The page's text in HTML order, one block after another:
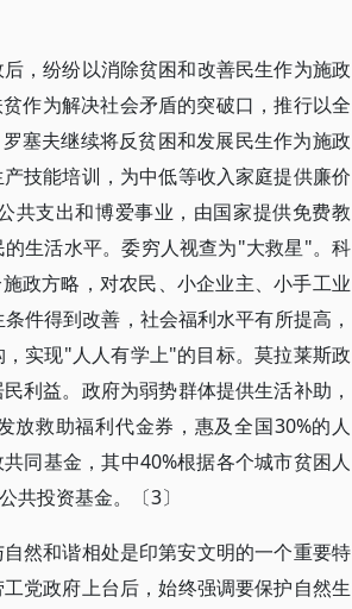
，纷纷以消除贫困和改善民生作为施政
作为解决社会矛盾的突破口，推行以全
塞夫继续将反贫困和发展民生作为施政
技能培训，为中低等收入家庭提供廉价
共支出和博爱事业，由国家提供免费教
生活水平。委穷人视查为"大救星"。科
政方略，对农民、小企业主、小手工业
件得到改善，社会福利水平有所提高，
实现"人人有学上"的目标。莫拉莱斯政
利益。政府为弱势群体提供生活补助，
放救助福利代金券，惠及全国30%的人
同基金，其中40%根据各个城市贫困人
共投资基金。〔3〕
然和谐相处是印第安文明的一个重要特
党政府上台后，始终强调要保护自然生